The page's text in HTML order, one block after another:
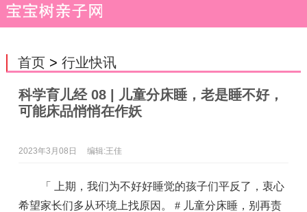
首页> 行业快讯
科学育儿经 08 | 儿童分床睡，老是睡不好，
可能床品悄悄在作妖
2023年3月08日 编辑:王佳
「 上期，我们为不好好睡觉的孩子们平反了，衷心
希望家长们多从环境上找原因。 # 儿童分床睡，别再责